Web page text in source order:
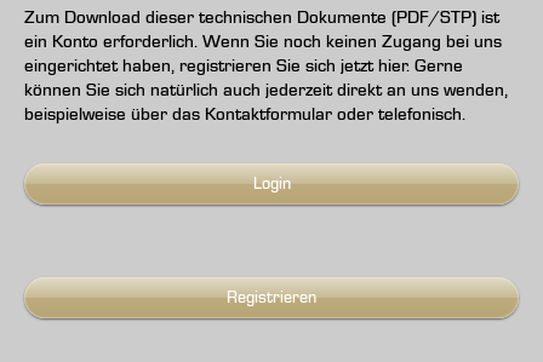
Zum Download dieser technischen Dokumente (PDF/STP) ist
ein Konto erforderlich. Wenn Sie noch keinen Zugang bei uns
eingerichtet haben, registrieren Sie sich jetzt hier. Gerne
können Sie sich natürlich auch jederzeit direkt an uns wenden,
beispielweise über das Kontaktformular oder telefonisch.
Login
Registrieren